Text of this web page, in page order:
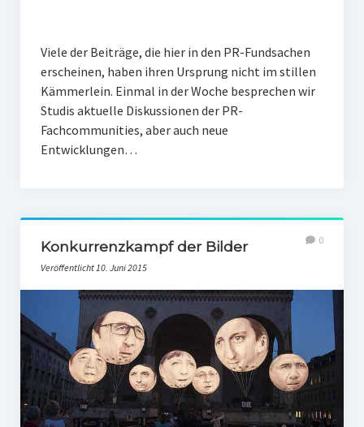
Viele der Beiträge, die hier in den PR-Fundsachen
erscheinen, haben ihren Ursprung nicht im stillen
Kämmerlein. Einmal in der Woche besprechen wir
Studis aktuelle Diskussionen der PR-
Fachcommunities, aber auch neue
Entwicklungen…
Konkurrenzkampf der Bilder
Veröffentlicht 10. Juni 2015
0